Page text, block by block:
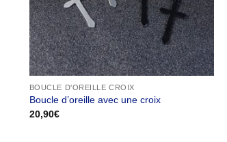
BOUCLE D'OREILLE CROIX
Boucle d’oreille avec une croix
20,90€